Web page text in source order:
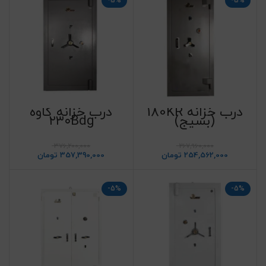
درب خزانه 180KR(بسیج)
254,562,000 تومان
درب خزانه کاوه
۲۳۰Bdg
357,390,000 تومان
-5%
-5%